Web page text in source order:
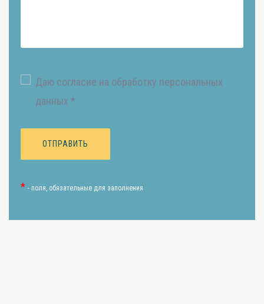
Даю согласие на обработку персональных
данных *
* - поля, обязательные для заполнения